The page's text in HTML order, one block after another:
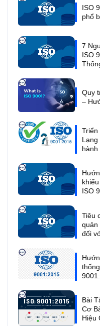
ISO
phổ
7
ISO
Quy
–
Triển
Lạng
hành
ISO
Tiêu
quản
đối
Bài
Cơ
Hiệu